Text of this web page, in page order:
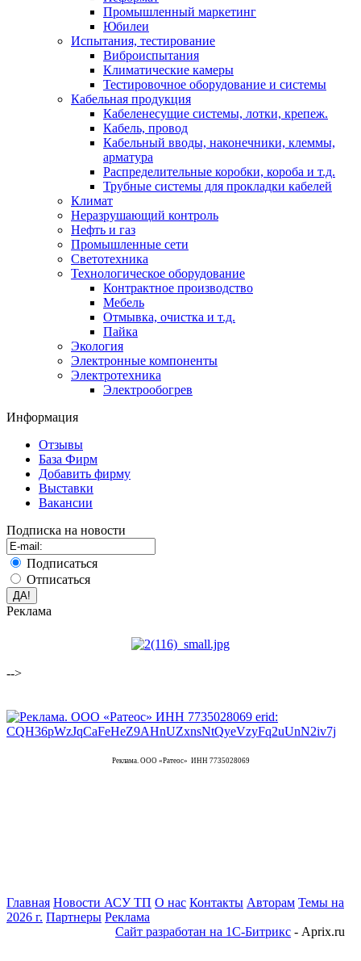
Промышленный маркетинг
Юбилеи
Испытания, тестирование
Виброиспытания
Климатические камеры
Тестировочное оборудование и системы
Кабельная продукция
Кабеленесущие системы, лотки, крепеж.
Кабель, провод
Кабельный вводы, наконечники, клеммы,
арматура
Распределительные коробки, короба и т.д.
Трубные системы для прокладки кабелей
Климат
Неразрушающий контроль
Нефть и газ
Промышленные сети
Светотехника
Технологическое оборудование
Контрактное производство
Мебель
Отмывка, очистка и т.д.
Пайка
Экология
Электронные компоненты
Электротехника
Электрообогрев
Информация
Отзывы
База Фирм
Добавить фирму
Выставки
Вакансии
Подписка на новости
Подписаться
Отписаться
Реклама
-->
Реклама. ООО «Ратеос» ИНН 7735028069
Главная Новости АСУ ТП О нас Контакты Авторам Темы на
2026 г. Партнеры Реклама
Сайт разработан на 1С-Битрикс - Aprix.ru